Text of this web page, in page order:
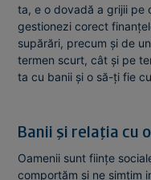
ta, e o dovadă a grijii
gestionezi corect
supărări, precum și de
termen scurt, cât și pe
ta cu banii și o să-ți fie
Banii și relația cu
Oamenii sunt ființe
comportăm și ne simțim